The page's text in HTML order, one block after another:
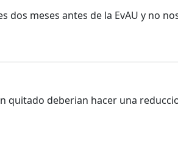
dos meses antes de la EvAU y no
quitado deberian hacer una